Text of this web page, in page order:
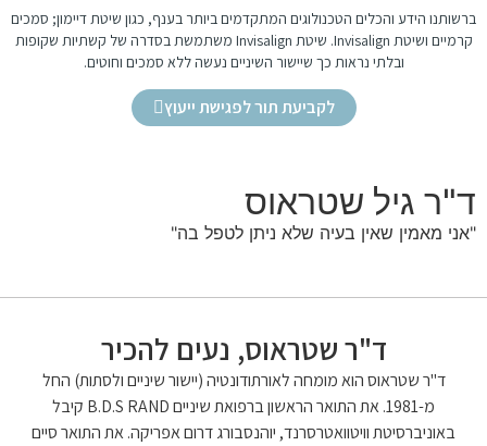
ברשותנו הידע והכלים הטכנולוגים המתקדמים ביותר בענף, כגון שיטת דיימון; סמכים
קרמיים ושיטת Invisalign. שיטת Invisalign משתמשת בסדרה של קשתיות שקופות
ובלתי נראות כך שיישור השיניים נעשה ללא סמכים וחוטים.
לקביעת תור לפגישת ייעוץ
ד"ר גיל שטראוס
"אני מאמין שאין בעיה שלא ניתן לטפל בה"
ד"ר שטראוס, נעים להכיר
ד"ר שטראוס הוא מומחה לאורתודונטיה (יישור שיניים ולסתות) החל
מ-1981. את התואר הראשון ברפואת שיניים B.D.S RAND קיבל
באוניברסיטת וויטוואטרסרנד, יוהנסבורג דרום אפריקה. את התואר סיים